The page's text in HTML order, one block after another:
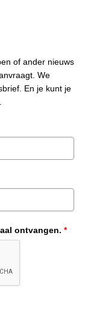
of ander nieuws
We
En je kunt je
ontvangen. *